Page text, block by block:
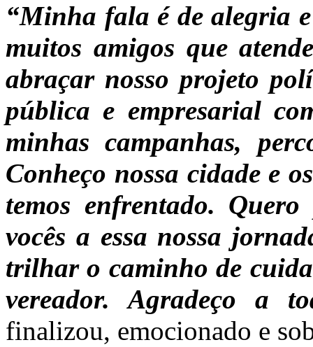
“Minha fala é de alegria
muitos amigos que
abraçar nosso projeto
pública e empresarial
minhas campanhas,
Conheço nossa cidade e
temos enfrentado.
vocês a essa nossa
trilhar o caminho de
vereador. Agradeço a
finalizou, emocionado e